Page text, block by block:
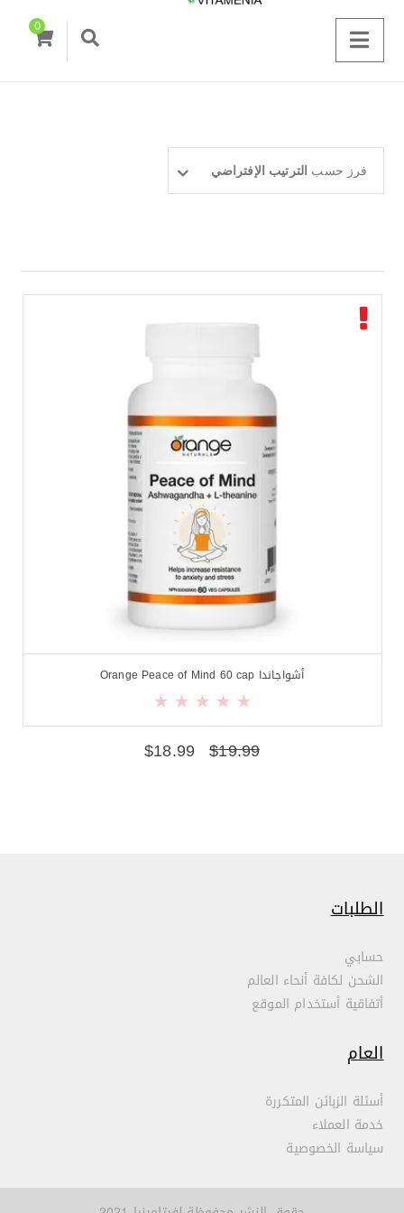
0
فرز حسب الترتيب الإفتراضي
أشواجاندا Orange Peace of Mind 60 cap
$19.99
$18.99
الطلبات
حسابي
الشحن لكافة أنحاء العالم
أتفاقية أستخدام الموقع
العام
أسئلة الزبائن المتكررة
خدمة العملاء
سياسة الخصوصية